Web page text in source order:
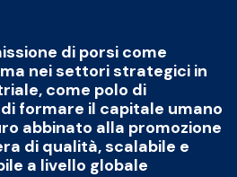
di porsi come
nei settori strategici in
come polo di
formare il capitale umano
abbinato alla promozione
di qualità, scalabile e
a livello globale